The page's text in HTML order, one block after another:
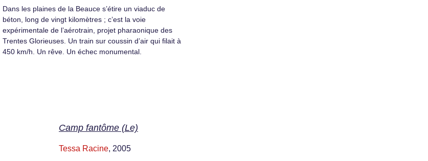
Dans les plaines de la Beauce s’étire un viaduc de
béton, long de vingt kilomètres ; c’est la voie
expérimentale de l’aérotrain, projet pharaonique des
Trentes Glorieuses. Un train sur coussin d’air qui filait à
450 km/h. Un rêve. Un échec monumental.
Camp fantôme (Le)
Tessa Racine, 2005